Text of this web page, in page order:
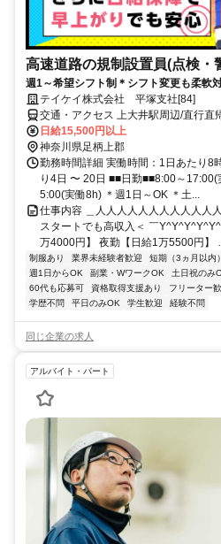
高速道路の規制設置員(点検・
週1～希望シフト制＊シフト変更も柔
テイケイ株式会社 平塚支社[84]
交通・アクセス 上大井駅周辺/直行直
日給15,500円以上
神奈川県足柄上郡
勤務時間詳細 実働時間：1日あたり8
り4日 〜 20日 ■■日勤■■8:00～
5:00(実働8h) ＊週1日～OK ＊土...
仕事内容 ＿人人人人人人人人人人人
スタートでも高収入＜ ￣
万4000円】 夜勤【日給1万5500円】
制服あり 業界未経験者歓迎 短期（3ヵ月以内）
週1日からOK
副業・WワークOK 土日祝のみ
60代も応募可
資格取得支援あり フリーター
学歴不問
平日のみOK 学生歓迎 経験不問
同じ企業の求人
アルバイト・パート